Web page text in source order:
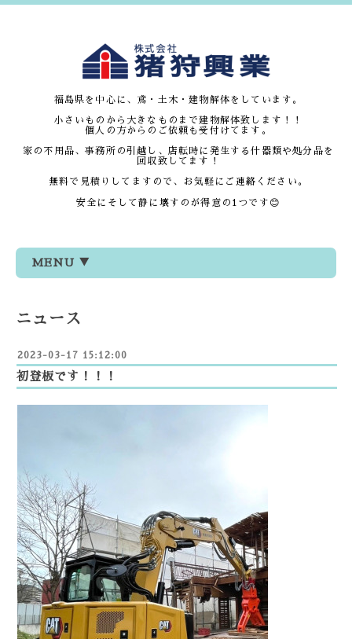
福島県を中心に、鳶・土木・建物解体をしています。
小さいものから大きなものまで建物解体致します！！
個人の方からのご依頼も受付けてます。
家の不用品、事務所の引越し、店転時に発生する什器類や処分品を
回収致してます！
無料で見積りしてますので、お気軽にご連絡ください。
安全にそして静に壊すのが得意の1つです😊
MENU ▼
ニュース
2023-03-17 15:12:00
初登板です！！！